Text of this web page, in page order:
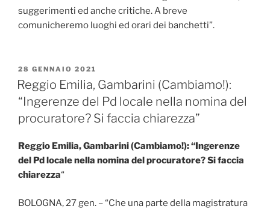
suggerimenti ed anche critiche. A breve
comunicheremo luoghi ed orari dei banchetti”.
PUBBLICATO
IL
28 GENNAIO 2021
Reggio Emilia, Gambarini (Cambiamo!):
“Ingerenze del Pd locale nella nomina del
procuratore? Si faccia chiarezza”
Reggio Emilia,Gambarini (Cambiamo!): “Ingerenze
del Pd locale nella nomina del procuratore? Si faccia
chiarezza“
BOLOGNA, 27 gen. – “Che una parte della magistratura